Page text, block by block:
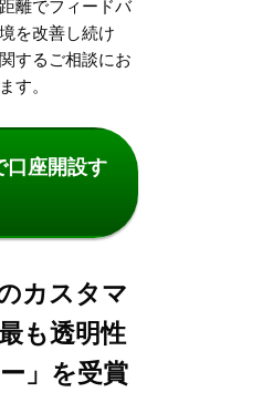
離でフィードバ
を改善し続け
するご相談にお
す。
口座開設す
カスタマ
も透明性
」を受賞